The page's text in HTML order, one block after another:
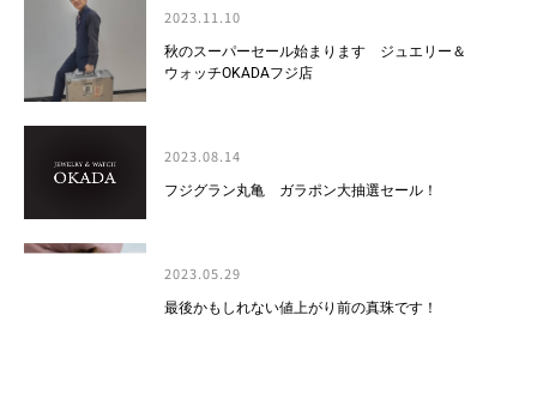
2023.11.10
秋のスーパーセール始まります ジュエリー＆
ウォッチOKADAフジ店
2023.08.14
フジグラン丸亀 ガラポン大抽選セール！
2023.05.29
最後かもしれない値上がり前の真珠です！